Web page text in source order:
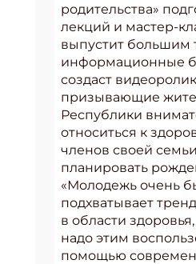
родительства»
лекций и мастер-
выпустит большим
информационные
создаст
призывающие
Республики
относиться к
членов своей
планировать
«Молодежь очень
подхватывает
в области
надо этим
помощью